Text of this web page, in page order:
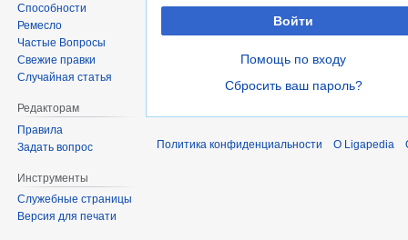
Войти
Помощь по входу
Сбросить ваш пароль?
Способности
Ремесло
Частые Вопросы
Свежие правки
Случайная статья
Редакторам
Правила
Задать вопрос
Инструменты
Служебные страницы
Версия для печати
Политика конфиденциальности О Ligapedia